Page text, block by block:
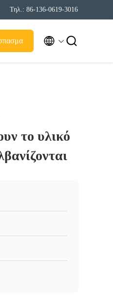
Τηλ.: 86-136-0619-3016
 
το υλικό